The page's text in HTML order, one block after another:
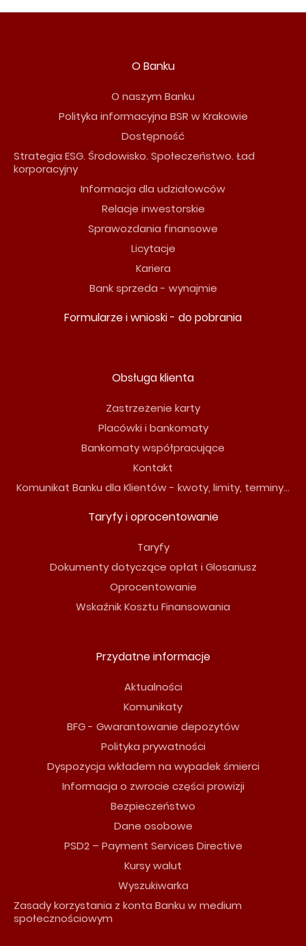
O Banku
O naszym Banku
Polityka informacyjna BSR w Krakowie
Dostępność
Strategia ESG. Środowisko. Społeczeństwo. Ład
korporacyjny
Informacja dla udziałowców
Relacje inwestorskie
Sprawozdania finansowe
Licytacje
Kariera
Bank sprzeda - wynajmie
Formularze i wnioski - do pobrania
Obsługa klienta
Zastrzeżenie karty
Placówki i bankomaty
Bankomaty współpracujące
Kontakt
Komunikat Banku dla Klientów - kwoty, limity, terminy...
Taryfy i oprocentowanie
Taryfy
Dokumenty dotyczące opłat i Glosariusz
Oprocentowanie
Wskaźnik Kosztu Finansowania
Przydatne informacje
Aktualności
Komunikaty
BFG - Gwarantowanie depozytów
Polityka prywatności
Dyspozycja wkładem na wypadek śmierci
Informacja o zwrocie części prowizji
Bezpieczeństwo
Dane osobowe
PSD2 – Payment Services Directive
Kursy walut
Wyszukiwarka
Zasady korzystania z konta Banku w medium
społecznościowym